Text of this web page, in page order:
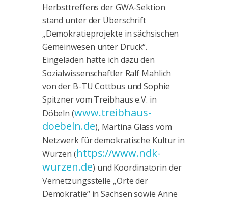
Herbsttreffens der GWA-Sektion
stand unter der Überschrift
„Demokratieprojekte in sächsischen
Gemeinwesen unter Druck“.
Eingeladen hatte ich dazu den
Sozialwissenschaftler Ralf Mahlich
von der B-TU Cottbus und Sophie
Spitzner vom Treibhaus e.V. in
Döbeln (www.treibhaus-
doebeln.de), Martina Glass vom
Netzwerk für demokratische Kultur in
Wurzen (https://www.ndk-
wurzen.de) und Koordinatorin der
Vernetzungsstelle „Orte der
Demokratie“ in Sachsen sowie Anne